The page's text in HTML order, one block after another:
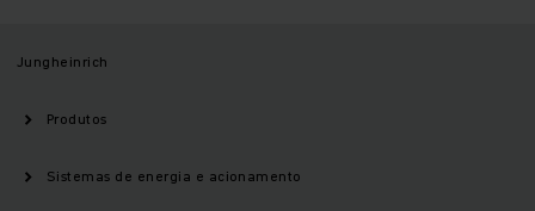
Jungheinrich
Produtos
Sistemas de energia e acionamento